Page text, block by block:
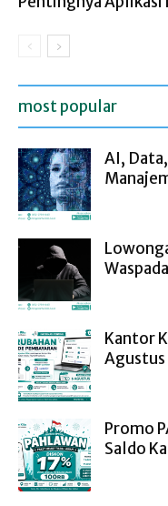
most popular
AI,
Kantor
Promo
Saldo